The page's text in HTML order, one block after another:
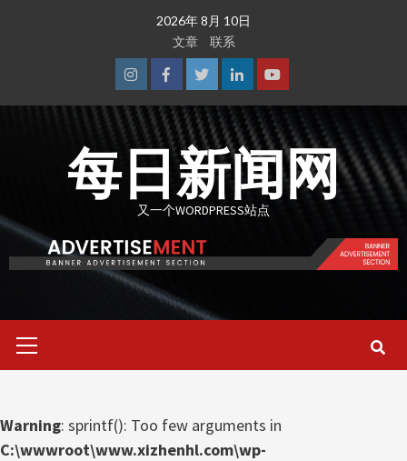
2026年 8月 10日
文章
联系
InstagramFacebook
TwitterLinkedinYoutube
每日新闻网
又一个WORDPRESS站点
Menu
Warning: sprintf(): Too few arguments in
C:\wwwroot\www.xizhenhl.com\wp-